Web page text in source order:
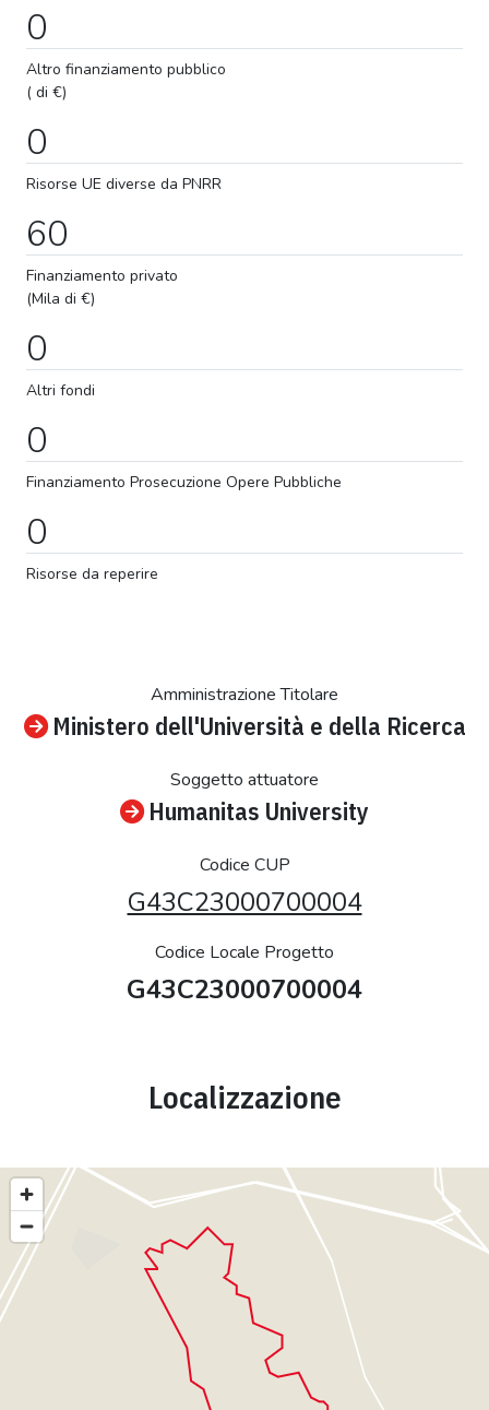
0
Altro finanziamento pubblico
( di €)
0
Risorse UE diverse da PNRR
60
Finanziamento privato
(Mila di €)
0
Altri fondi
0
Finanziamento Prosecuzione Opere Pubbliche
0
Risorse da reperire
Amministrazione Titolare
Ministero dell'Università e della Ricerca
Soggetto attuatore
Humanitas University
Codice CUP
G43C23000700004
Codice Locale Progetto
G43C23000700004
Localizzazione